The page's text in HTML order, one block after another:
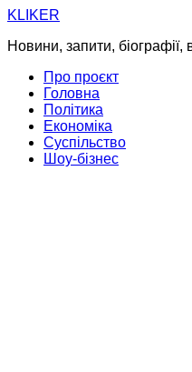
Skip
content
KLIKER
Новини, запити, біографії,
Про проєкт
Головна
Політика
Економіка
Суспільство
Шоу-бізнес